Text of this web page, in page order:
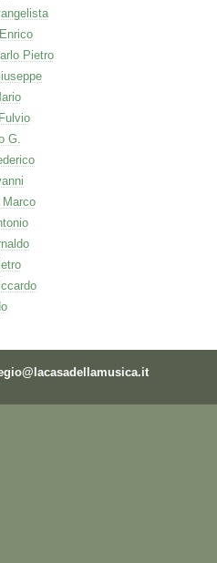
Pietro
G.
Marco